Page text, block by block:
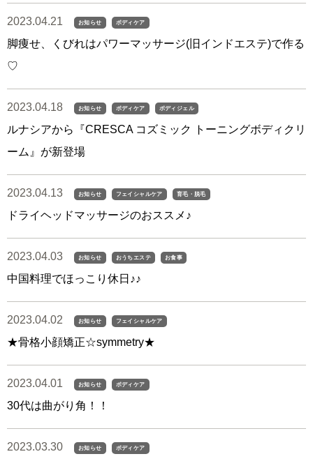
2023.04.21 お知らせ ボディケア
脚痩せ、くびれはパワーマッサージ(旧インドエステ)で作る
♡
2023.04.18 お知らせ ボディケア ボディジェル
ルナシアから『CRESCA コズミック トーニングボディクリ
ーム』が新登場
2023.04.13 お知らせ フェイシャルケア 育毛・脱毛
ドライヘッドマッサージのおススメ♪
2023.04.03 お知らせ おうちエステ お食事
中国料理でほっこり休日♪♪
2023.04.02 お知らせ フェイシャルケア
★骨格小顔矯正☆symmetry★
2023.04.01 お知らせ ボディケア
30代は曲がり角！！
2023.03.30 お知らせ ボディケア